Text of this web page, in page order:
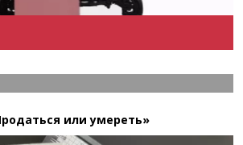
или умереть»